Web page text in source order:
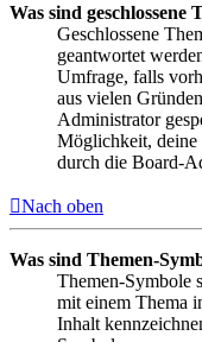
Was sind geschlossene
Geschlossene
geantwortet
Umfrage, falls
aus vielen
Administrator
Möglichkeit, deine
durch die Board-
Nach oben
Was sind Themen-
Themen-Symbole
mit einem Thema
Inhalt